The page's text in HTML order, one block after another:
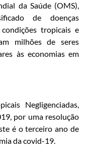
da Saúde (OMS),
de doenças
tropicais e
milhões de seres
às economias em
Negligenciadas,
por uma resolução
é o terceiro ano de
da covid-19.